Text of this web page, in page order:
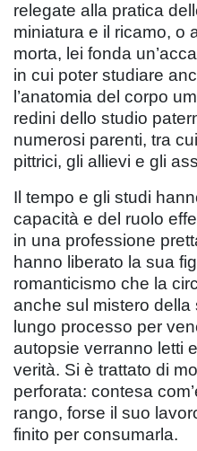
relegate alla pratica
miniatura e il ricamo, o
morta, lei fonda
in cui poter studiare
l’anatomia del corpo
redini dello studio
numerosi parenti, tra
pittrici, gli allievi e gli
Il tempo e gli studi
capacità e del ruolo
in una professione
hanno liberato la sua
romanticismo che la
anche sul mistero della
lungo processo per
autopsie verranno letti
verità. Si è trattato di
perforata: contesa
rango, forse il suo
finito per consumarla.